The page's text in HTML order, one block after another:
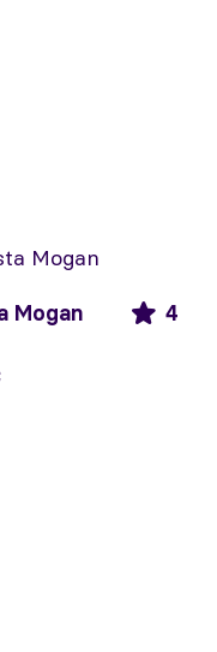
Mogan 4